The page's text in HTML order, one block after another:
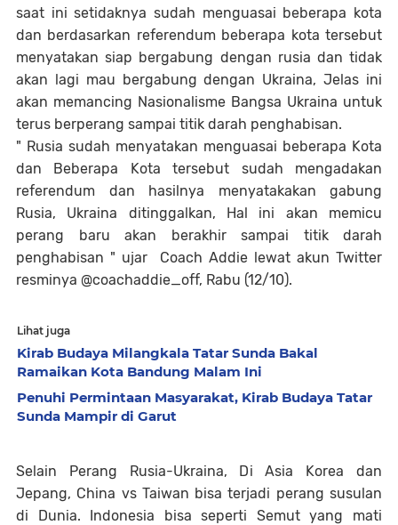
saat ini setidaknya sudah menguasai beberapa kota
dan berdasarkan referendum beberapa kota tersebut
menyatakan siap bergabung dengan rusia dan tidak
akan lagi mau bergabung dengan Ukraina, Jelas ini
akan memancing Nasionalisme Bangsa Ukraina untuk
terus berperang sampai titik darah penghabisan.
" Rusia sudah menyatakan menguasai beberapa Kota
dan Beberapa Kota tersebut sudah mengadakan
referendum dan hasilnya menyatakakan gabung
Rusia, Ukraina ditinggalkan, Hal ini akan memicu
perang baru akan berakhir sampai titik darah
penghabisan " ujar Coach Addie lewat akun Twitter
resminya @coachaddie_off, Rabu (12/10).
Lihat juga
Kirab Budaya Milangkala Tatar Sunda Bakal
Ramaikan Kota Bandung Malam Ini
Penuhi Permintaan Masyarakat, Kirab Budaya Tatar
Sunda Mampir di Garut
Selain Perang Rusia-Ukraina, Di Asia Korea dan
Jepang, China vs Taiwan bisa terjadi perang susulan
di Dunia. Indonesia bisa seperti Semut yang mati